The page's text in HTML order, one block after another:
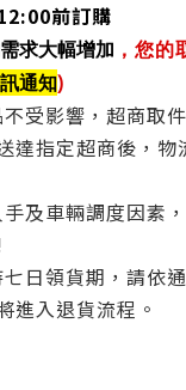
前訂購
求大幅增加 ，您
通知)
受影響，超商取
達指定超商後，物
及車輛調度因素
日領貨期，請依
進入退貨流程。